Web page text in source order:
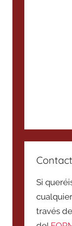
Si
través de